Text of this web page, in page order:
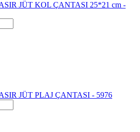
JÜT KOL ÇANTASI 25*21 cm -
JÜT PLAJ ÇANTASI - 5976